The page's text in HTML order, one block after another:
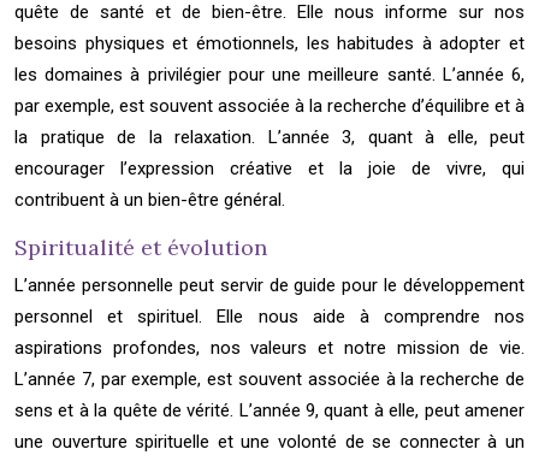
quête de santé et de bien-être. Elle nous informe sur nos
besoins physiques et émotionnels, les habitudes à adopter et
les domaines à privilégier pour une meilleure santé. L’année 6,
par exemple, est souvent associée à la recherche d’équilibre et à
la pratique de la relaxation. L’année 3, quant à elle, peut
encourager l’expression créative et la joie de vivre, qui
contribuent à un bien-être général.
Spiritualité et évolution
L’année personnelle peut servir de guide pour le développement
personnel et spirituel. Elle nous aide à comprendre nos
aspirations profondes, nos valeurs et notre mission de vie.
L’année 7, par exemple, est souvent associée à la recherche de
sens et à la quête de vérité. L’année 9, quant à elle, peut amener
une ouverture spirituelle et une volonté de se connecter à un